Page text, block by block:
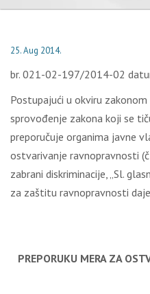
25. Aug 2014.
br. 021-02-197/2014-02
Postupajući u okviru
sprovođenje zakona koji se
preporučuje organima javne
ostvarivanje ravnopravnosti
zabrani diskriminacije, „Sl.
za zaštitu ravnopravnosti daje
PREPORUKU MERA ZA